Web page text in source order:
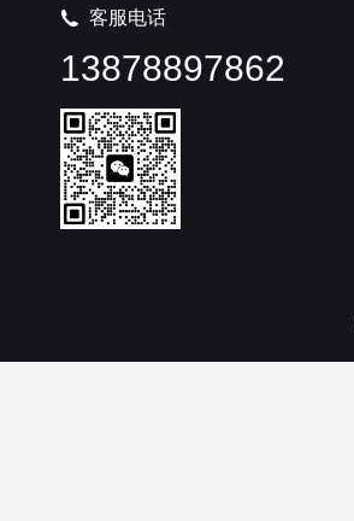
 客服电话
13878897862